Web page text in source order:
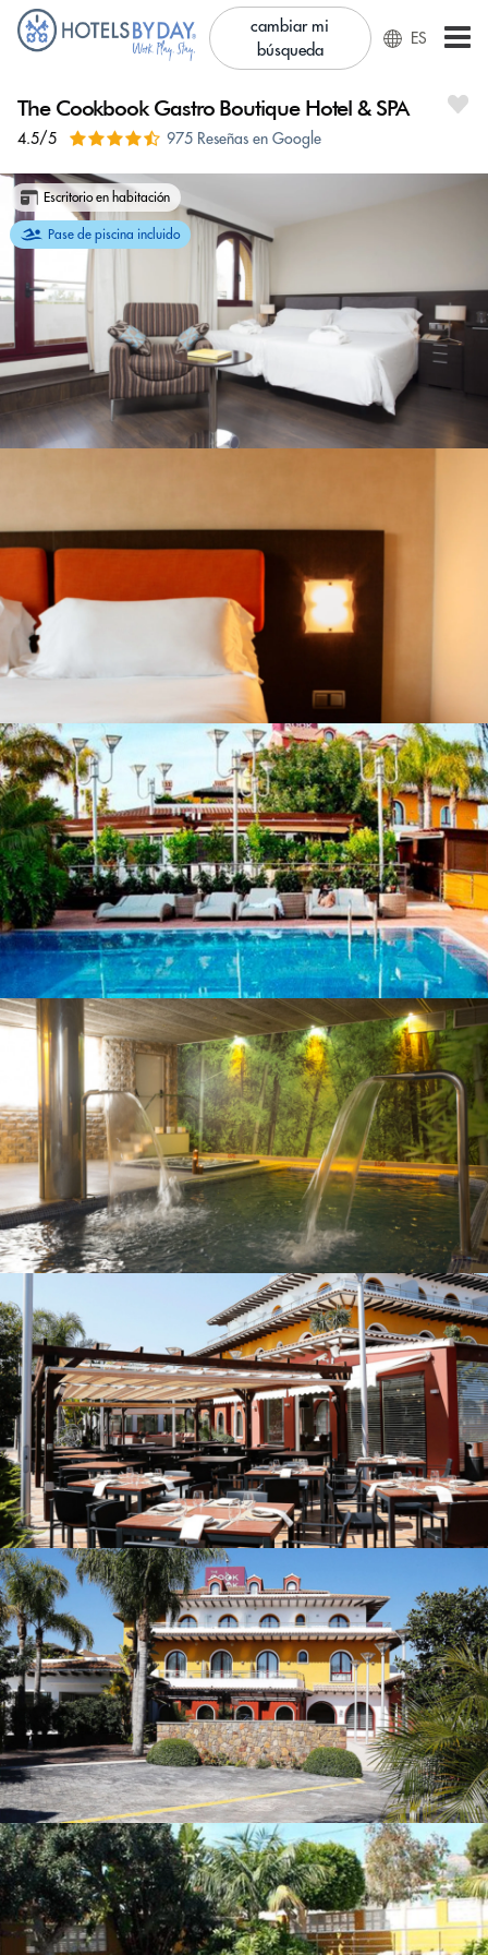
cambiar mi
búsqueda
ES
The Cookbook Gastro Boutique Hotel & SPA
4.5/5 975 Reseñas en Google
Escritorio en habitación
Pase de piscina incluido